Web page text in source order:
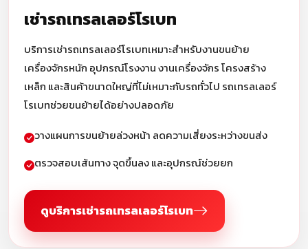
เช่ารถเทรลเลอร์โรเบท
บริการเช่ารถเทรลเลอร์โรเบทเหมาะสำหรับงานขนย้าย
เครื่องจักรหนัก อุปกรณ์โรงงาน งานเครื่องจักร โครงสร้าง
เหล็ก และสินค้าขนาดใหญ่ที่ไม่เหมาะกับรถทั่วไป รถเทรลเลอร์
โรเบทช่วยขนย้ายได้อย่างปลอดภัย
วางแผนการขนย้ายล่วงหน้า ลดความเสี่ยงระหว่างขนส่ง
ตรวจสอบเส้นทาง จุดขึ้นลง และอุปกรณ์ช่วยยก
ดูบริการเช่ารถเทรลเลอร์โรเบท